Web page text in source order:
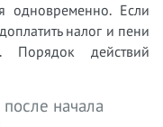
одновременно. Если
налог и пени
Порядок действий
начала